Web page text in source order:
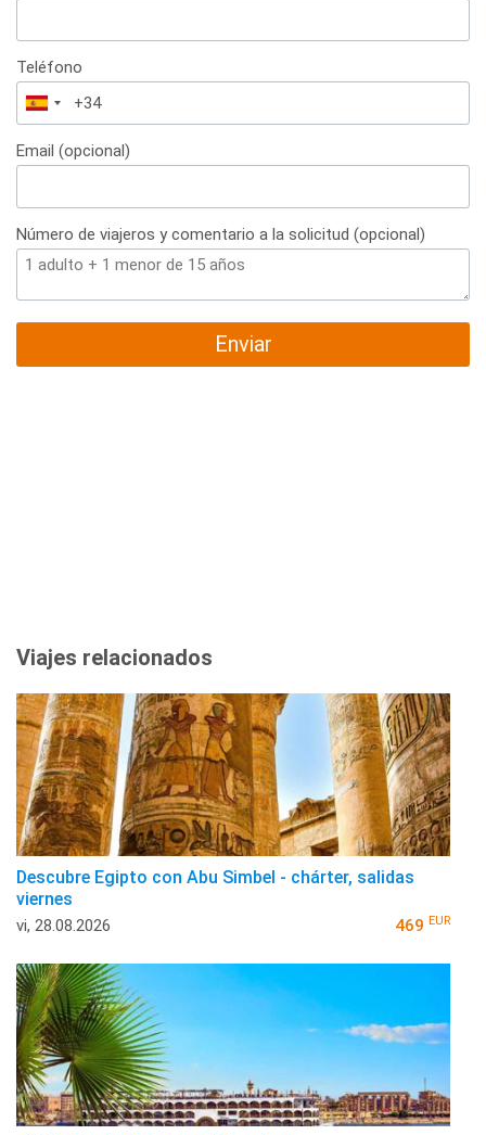
Teléfono
España
+34
Email (opcional)
Número de viajeros y comentario a la solicitud (opcional)
Enviar
Viajes relacionados
Descubre Egipto con Abu Simbel - chárter, salidas
viernes
vi, 28.08.2026 469 EUR